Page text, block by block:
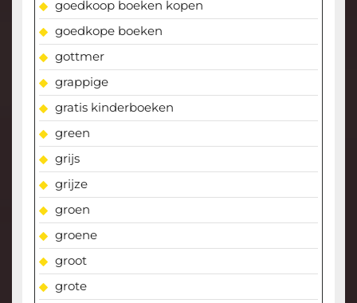
goedkoop boeken kopen
goedkope boeken
gottmer
grappige
gratis kinderboeken
green
grijs
grijze
groen
groene
groot
grote